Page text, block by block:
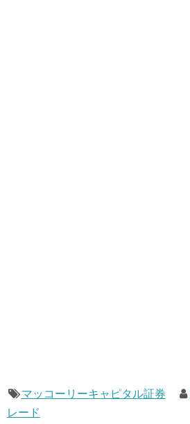
マッコーリーキャピタル証券
レード